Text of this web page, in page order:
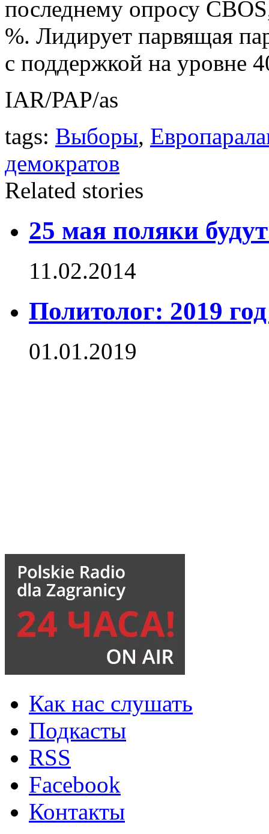
последнему опросу
%. Лидирует парвящая
с поддержкой на уровне
IAR/PAP/as
tags: Выборы,
демократов
Related stories
25 мая поляки
11.02.2014
Политолог: 2019
01.01.2019
Как нас слушать
Подкасты
RSS
Facebook
Контакты